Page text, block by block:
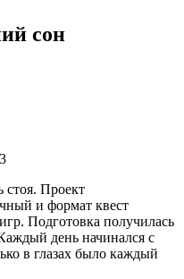
сон
стоя. Проект
и формат квест
Подготовка получилась
день начинался с
в глазах было каждый